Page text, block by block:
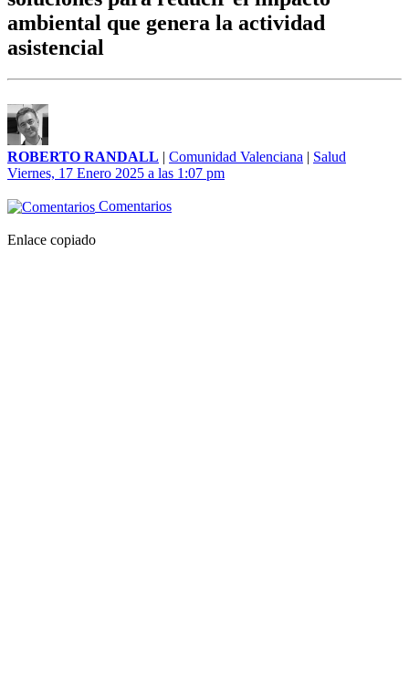
ambiental que genera la actividad
asistencial
ROBERTO RANDALL | Comunidad Valenciana | Salud
Viernes, 17 Enero 2025 a las 1:07 pm
Comentarios
Enlace copiado